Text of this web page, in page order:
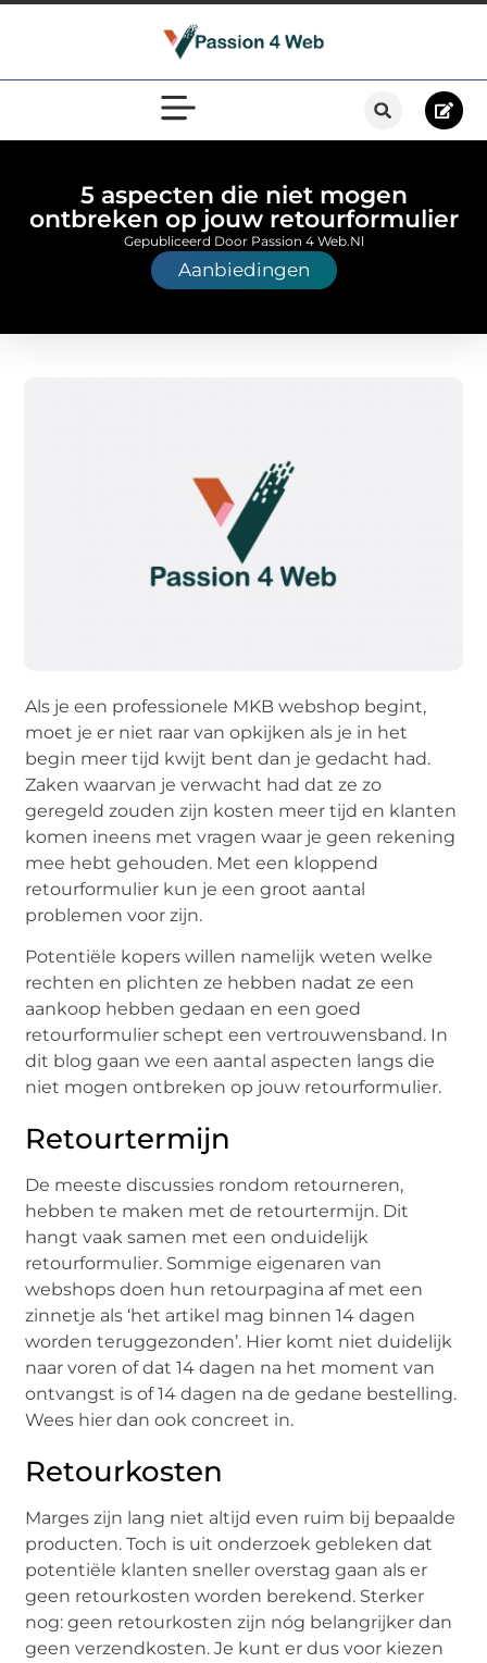
5 aspecten die niet mogen
ontbreken op jouw retourformulier
Aanbiedingen
Gepubliceerd Door Passion 4 Web.nl
Als je een professionele MKB webshop begint,
moet je er niet raar van opkijken als je in het
begin meer tijd kwijt bent dan je gedacht had.
Zaken waarvan je verwacht had dat ze zo
geregeld zouden zijn kosten meer tijd en klanten
komen ineens met vragen waar je geen rekening
mee hebt gehouden. Met een kloppend
retourformulier kun je een groot aantal
problemen voor zijn.
Potentiële kopers willen namelijk weten welke
rechten en plichten ze hebben nadat ze een
aankoop hebben gedaan en een goed
retourformulier schept een vertrouwensband. In
dit blog gaan we een aantal aspecten langs die
niet mogen ontbreken op jouw retourformulier.
Retourtermijn
De meeste discussies rondom retourneren,
hebben te maken met de retourtermijn. Dit
hangt vaak samen met een onduidelijk
retourformulier. Sommige eigenaren van
webshops doen hun retourpagina af met een
zinnetje als ‘het artikel mag binnen 14 dagen
worden teruggezonden’. Hier komt niet duidelijk
naar voren of dat 14 dagen na het moment van
ontvangst is of 14 dagen na de gedane bestelling.
Wees hier dan ook concreet in.
Retourkosten
Marges zijn lang niet altijd even ruim bij bepaalde
producten. Toch is uit onderzoek gebleken dat
potentiële klanten sneller overstag gaan als er
geen retourkosten worden berekend. Sterker
nog: geen retourkosten zijn nóg belangrijker dan
geen verzendkosten. Je kunt er dus voor kiezen